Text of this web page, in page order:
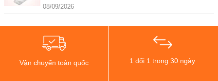
08/09/2026
Vận chuyển toàn quốc 1 đổi 1 trong 30 ngày